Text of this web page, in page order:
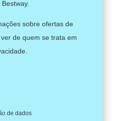
sobre ofertas de
de quem se trata em
.
de dados